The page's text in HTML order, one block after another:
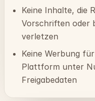
Keine Inhalte, die
Vorschriften oder
verletzen
Keine Werbung
Plattform unter
Freigabedaten